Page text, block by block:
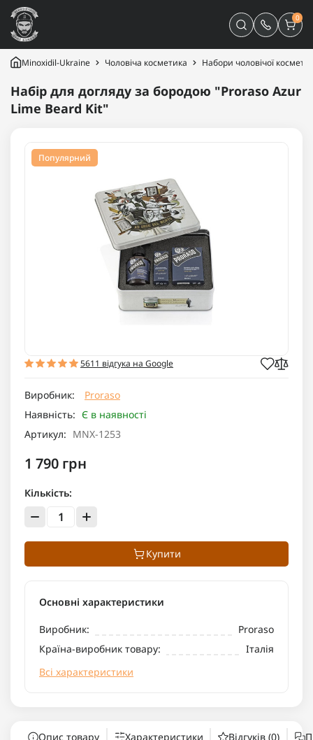
0
Minoxidil-Ukraine Чоловіча косметика Набори чоловічої
Набір для догляду за бородою "Proraso Azur
Lime Beard Kit"
Популярний
5611 відгука на Google
Виробник:
Proraso
Наявність: Є в наявності
Артикул: MNX-1253
1 790 грн
Кількість:
Купити
Основні характеристики
Виробник:
Proraso
Країна-виробник товару:
Італія
Всі характеристики
Опис товару Характеристики Відгуків (0)